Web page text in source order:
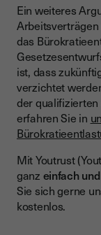
Ein weiteres
das
ist, dass
verzichtet
der
erfahren Sie in
Mit Youtrust
ganz einfach
Sie sich gerne
kostenlos.